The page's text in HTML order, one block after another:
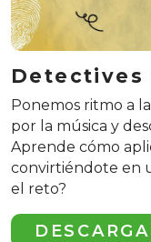
Detectives
Ponemos ritmo a
por la música y
Aprende cómo
convirtiéndote en
el reto?